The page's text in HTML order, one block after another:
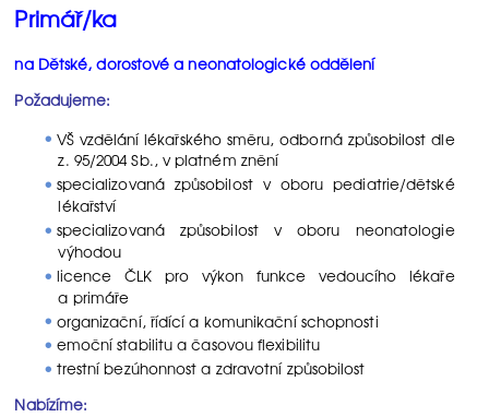
Primář/ka
na Dětské, dorostové a neonatologické oddělení
Požadujeme:
VŠ vzdělání lékařského směru, odborná způsobilost dle
z. 95/2004 Sb., v platném znění
specializovaná způsobilost v oboru pediatrie/dětské
lékařství
specializovaná způsobilost v oboru neonatologie
výhodou
licence ČLK pro výkon funkce vedoucího lékaře
a primáře
organizační, řídící a komunikační schopnosti
emoční stabilitu a časovou flexibilitu
trestní bezúhonnost a zdravotní způsobilost
Nabízíme: